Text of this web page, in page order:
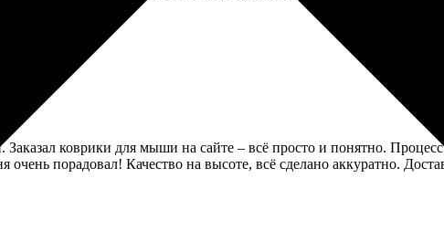
Заказал коврики для мыши на сайте – всё просто и понятно.
порадовал! Качество на высоте, всё сделано аккуратно.